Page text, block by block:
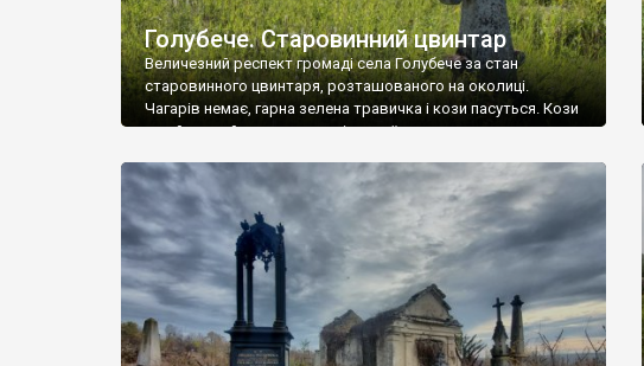
Голубече. Старовинний цвинтар
Величезний респект громаді села Голубече за стан
старовинного цвинтаря, розташованого на околиці.
Чагарів немає, гарна зелена травичка і кози пасуться. Кози
– найкращий регулятор шкідливої, для старих кладовищ,
бруньками, кози ті бруньки обгризають, бо то улюблений
делікатес. На цвинтарі у Голубечому ціла колекція
різноманітних форм хрестів. Село відносно невелике, […]